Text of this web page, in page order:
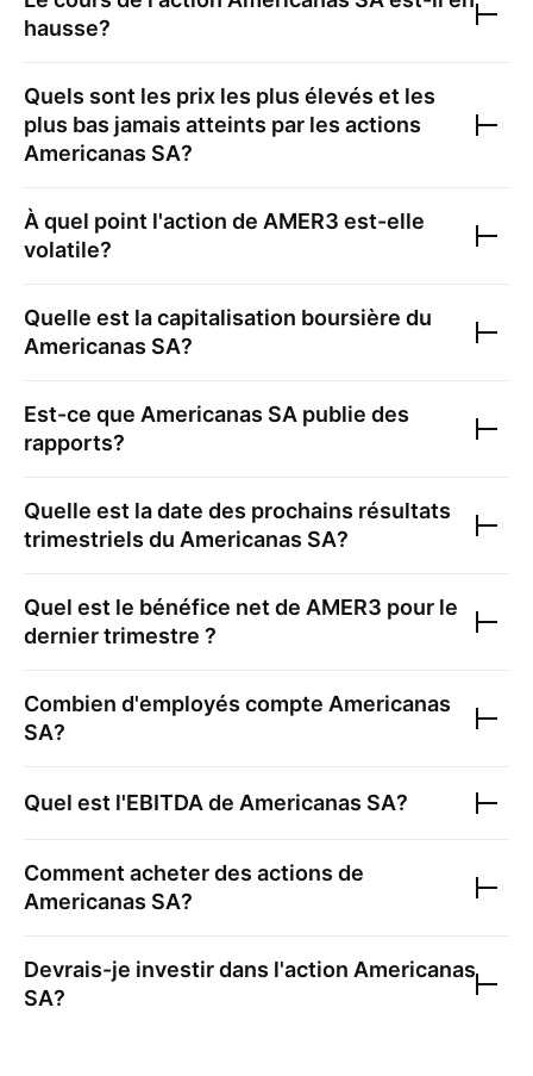
hausse?
Quels sont les prix les plus élevés et les
plus bas jamais atteints par les actions
Americanas SA?
À quel point l'action de AMER3 est-elle
volatile?
Quelle est la capitalisation boursière du
Americanas SA?
Est-ce que Americanas SA publie des
rapports?
Quelle est la date des prochains résultats
trimestriels du Americanas SA?
Quel est le bénéfice net de AMER3 pour le
dernier trimestre ?
Combien d'employés compte Americanas
SA?
Quel est l'EBITDA de Americanas SA?
Comment acheter des actions de
Americanas SA?
Devrais-je investir dans l'action Americanas
SA?